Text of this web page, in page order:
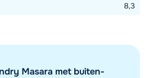
8,3
Masara met buiten-